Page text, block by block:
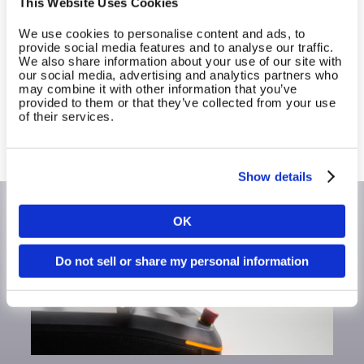
We use cookies to personalise content and ads, to
provide social media features and to analyse our traffic.
We also share information about your use of our site with
our social media, advertising and analytics partners who
may combine it with other information that you’ve
provided to them or that they’ve collected from your use
of their services.
Show details
OK
Do not sell or share my personal information
Erfahre, wie du mit dem EGYM Ökosystem dein
Business stärker, Abläufe effizienter und
Wachstum messbar machen kannst.
Mehr Informationen anfordern
Sprache